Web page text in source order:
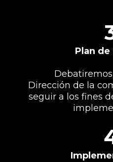
Plan
Dirección de la
seguir a los fines